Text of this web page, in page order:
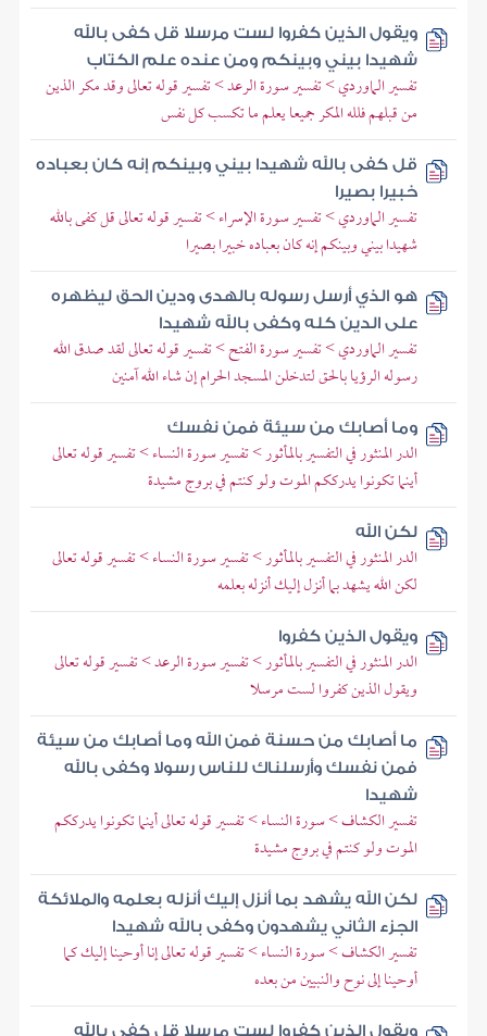
ويقول الذين كفروا لست مرسلا قل كفى بالله
شهيدا بيني وبينكم ومن عنده علم الكتاب
تفسير الماوردي > تفسير سورة الرعد > تفسير قوله تعالى وقد مكر الذين
من قبلهم فلله المكر جميعا يعلم ما تكسب كل نفس
قل كفى بالله شهيدا بيني وبينكم إنه كان بعباده
خبيرا بصيرا
تفسير الماوردي > تفسير سورة الإسراء > تفسير قوله تعالى قل كفى بالله
شهيدا بيني وبينكم إنه كان بعباده خبيرا بصيرا
هو الذي أرسل رسوله بالهدى ودين الحق ليظهره
على الدين كله وكفى بالله شهيدا
تفسير الماوردي > تفسير سورة الفتح > تفسير قوله تعالى لقد صدق الله
رسوله الرؤيا بالحق لتدخلن المسجد الحرام إن شاء الله آمنين
وما أصابك من سيئة فمن نفسك
الدر المنثور في التفسير بالمأثور > تفسير سورة النساء > تفسير قوله تعالى
أينما تكونوا يدرككم الموت ولو كنتم في بروج مشيدة
لكن الله
الدر المنثور في التفسير بالمأثور > تفسير سورة النساء > تفسير قوله تعالى
لكن الله يشهد بما أنزل إليك أنزله بعلمه
ويقول الذين كفروا
الدر المنثور في التفسير بالمأثور > تفسير سورة الرعد > تفسير قوله تعالى
ويقول الذين كفروا لست مرسلا
ما أصابك من حسنة فمن الله وما أصابك من سيئة
فمن نفسك وأرسلناك للناس رسولا وكفى بالله
شهيدا
تفسير الكشاف > سورة النساء > تفسير قوله تعالى أينما تكونوا يدرككم
الموت ولو كنتم في بروج مشيدة
لكن الله يشهد بما أنزل إليك أنزله بعلمه والملائكة
الجزء الثاني يشهدون وكفى بالله شهيدا
تفسير الكشاف > سورة النساء > تفسير قوله تعالى إنا أوحينا إليك كما
أوحينا إلى نوح والنبيين من بعده
ويقول الذين كفروا لست مرسلا قل كفى بالله